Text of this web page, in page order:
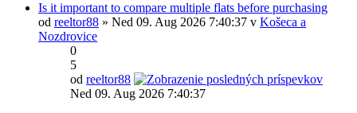
Is it important to compare multiple flats before purchasing
od reeltor88 » Ned 09. Aug 2026 7:40:37 v Košeca a
Nozdrovice
0
5
od reeltor88
Ned 09. Aug 2026 7:40:37